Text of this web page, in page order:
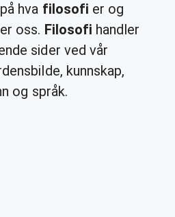
hva filosofi er og
oss. Filosofi handler
sider ved vår
kunnskap,
og språk.